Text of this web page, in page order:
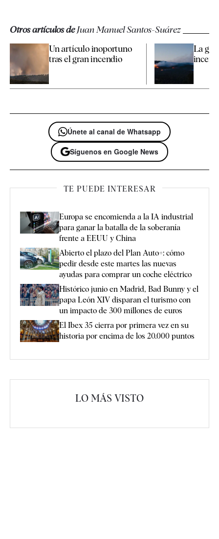
Otros artículos deJuan Manuel Santos-Suárez
Un artículo inoportuno
tras el gran incendio
La
Únete al canal de Whatsapp
Síguenos en Google News
TE PUEDE INTERESAR
Europa se encomienda a la IA industrial
para ganar la batalla de la soberanía
frente a EEUU y China
Abierto el plazo del Plan Auto+: cómo
pedir desde este martes las nuevas
ayudas para comprar un coche eléctrico
Histórico junio en Madrid, Bad Bunny y el
papa León XIV disparan el turismo con
un impacto de 300 millones de euros
El Ibex 35 cierra por primera vez en su
historia por encima de los 20.000 puntos
LO MÁS VISTO